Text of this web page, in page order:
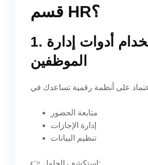
قسم HR؟
1. استخدام أدوات إدارة
الموظفين
متابعة الحضور
إدارة الإجازات
تنظيم البيانات
👉 استكشف الحلول: